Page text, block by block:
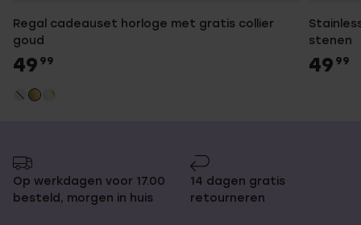
Regal cadeauset horloge met gratis collier
goud
49 99
stenen
49 99
Op werkdagen voor 17.00
besteld, morgen in huis
14 dagen gratis
retourneren